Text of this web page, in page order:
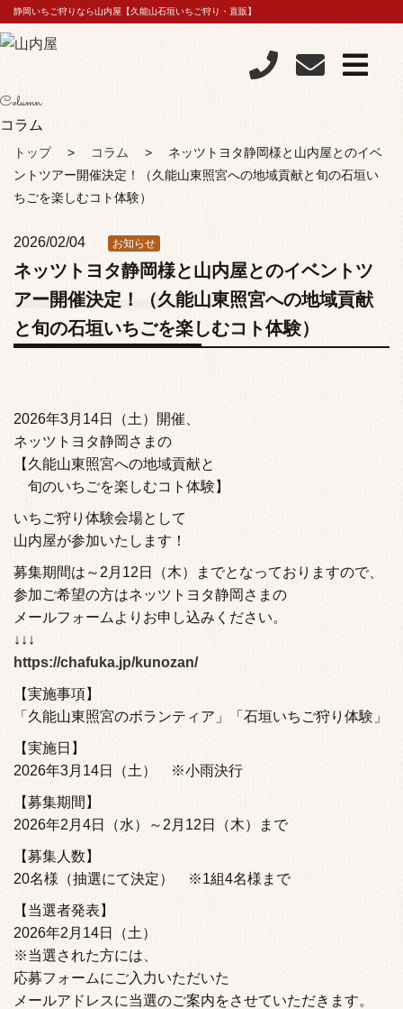
静岡いちご狩りなら山内屋【久能山石垣いちご狩り・直販】
Column
コラム
トップ コラム
ネッツトヨタ静岡様と山内屋とのイベ
ントツアー開催決定！（久能山東照宮への地域貢献と旬の石垣い
ちごを楽しむコト体験）
2026/02/04 お知らせ
ネッツトヨタ静岡様と山内屋とのイベントツ
アー開催決定！（久能山東照宮への地域貢献
と旬の石垣いちごを楽しむコト体験）
2026年3月14日（土）開催、
ネッツトヨタ静岡さまの
【久能山東照宮への地域貢献と
旬のいちごを楽しむコト体験】
いちご狩り体験会場として
山内屋が参加いたします！
募集期間は～2月12日（木）までとなっておりますので、
参加ご希望の方はネッツトヨタ静岡さまの
メールフォームよりお申し込みください。
↓↓↓
https://chafuka.jp/kunozan/
【実施事項】
「久能山東照宮のボランティア」「石垣いちご狩り体験」
【実施日】
2026年3月14日（土） ※小雨決行
【募集期間】
2026年2月4日（水）～2月12日（木）まで
【募集人数】
20名様（抽選にて決定） ※1組4名様まで
【当選者発表】
2026年2月14日（土）
※当選された方には、
応募フォームにご入力いただいた
メールアドレスに当選のご案内をさせていただきます。